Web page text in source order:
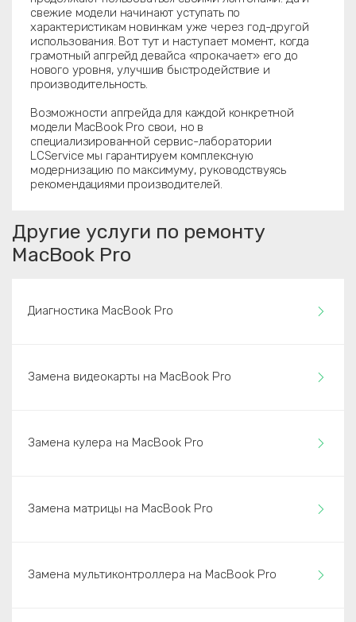
свежие модели начинают уступать по
характеристикам новинкам уже через год-другой
использования. Вот тут и наступает момент, когда
грамотный апгрейд девайса «прокачает» его до
нового уровня, улучшив быстродействие и
производительность.
Возможности апгрейда для каждой конкретной
модели MacBook Pro свои, но в
специализированной сервис-лаборатории
LCService мы гарантируем комплексную
модернизацию по максимуму, руководствуясь
рекомендациями производителей.
Другие услуги по ремонту
MacBook Pro
Диагностика MacBook Pro
Замена видеокарты на MacBook Pro
Замена кулера на MacBook Pro
Замена матрицы на MacBook Pro
Замена мультиконтроллера на MacBook Pro